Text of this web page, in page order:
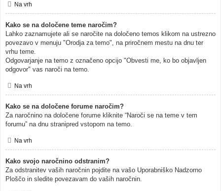
Na vrh
Kako se na določene teme naročim?
Lahko zaznamujete ali se naročite na določeno temos klikom na ustrezno
povezavo v menuju "Orodja za temo", na priročnem mestu na dnu ter
vrhu teme.
Odgovarjanje na temo z označeno opcijo "Obvesti me, ko bo objavljen
odgovor" vas naroči na temo.
Na vrh
Kako se na določene forume naročim?
Za naročnino na določene forume kliknite “Naroči se na teme v tem
forumu” na dnu stranipred vstopom na temo.
Na vrh
Kako svojo naročnino odstranim?
Za odstranitev vaših naročnin pojdite na vašo Uporabniško Nadzorno
Ploščo in sledite povezavam do vaših naročnin.